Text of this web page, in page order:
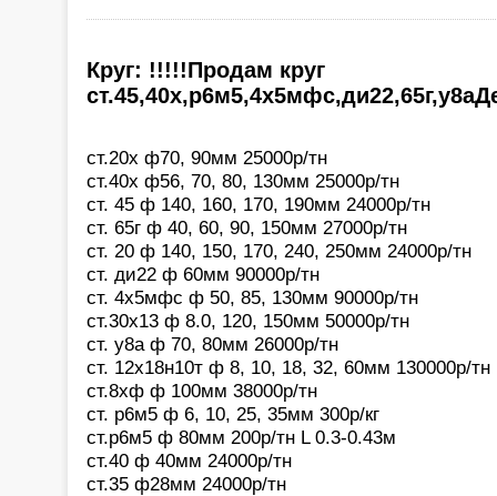
Круг: !!!!!Продам круг
ст.20х ф70, 90мм 25000р/тн
ст.40х ф56, 70, 80, 130мм 25000р/тн
ст. 45 ф 140, 160, 170, 190мм 24000р/тн
ст. 65г ф 40, 60, 90, 150мм 27000р/тн
ст. 20 ф 140, 150, 170, 240, 250мм 24000р/тн
ст. ди22 ф 60мм 90000р/тн
ст. 4х5мфс ф 50, 85, 130мм 90000р/тн
ст.30х13 ф 8.0, 120, 150мм 50000р/тн
ст. у8а ф 70, 80мм 26000р/тн
ст. 12х18н10т ф 8, 10, 18, 32, 60мм 130000р/тн
ст.8хф ф 100мм 38000р/тн
ст. р6м5 ф 6, 10, 25, 35мм 300р/кг
ст.р6м5 ф 80мм 200р/тн L 0.3-0.43м
ст.40 ф 40мм 24000р/тн
ст.35 ф28мм 24000р/тн